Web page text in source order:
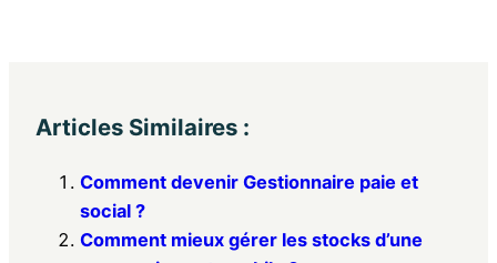
Articles Similaires :
Comment devenir Gestionnaire paie et
social ?
Comment mieux gérer les stocks d’une